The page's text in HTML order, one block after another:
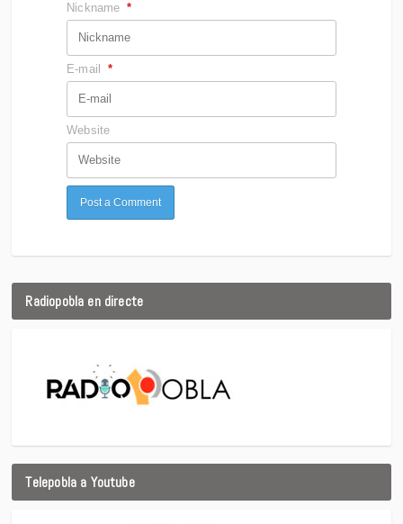
Nickname *
E-mail *
Website
Radiopobla en directe
Telepobla a Youtube